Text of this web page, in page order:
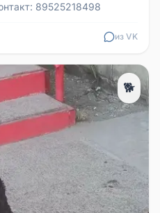
89525218498
из VK
🐕